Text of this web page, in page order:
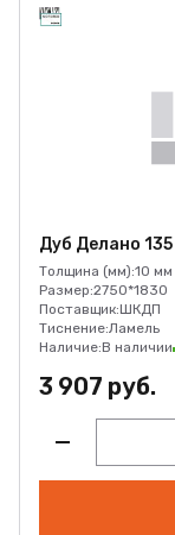
Дуб Делано 135
Толщина (мм):10 мм
Размер:2750*1830
Поставщик:ШКДП
Тиснение:Ламель
Наличие:В наличии
3 907 руб.